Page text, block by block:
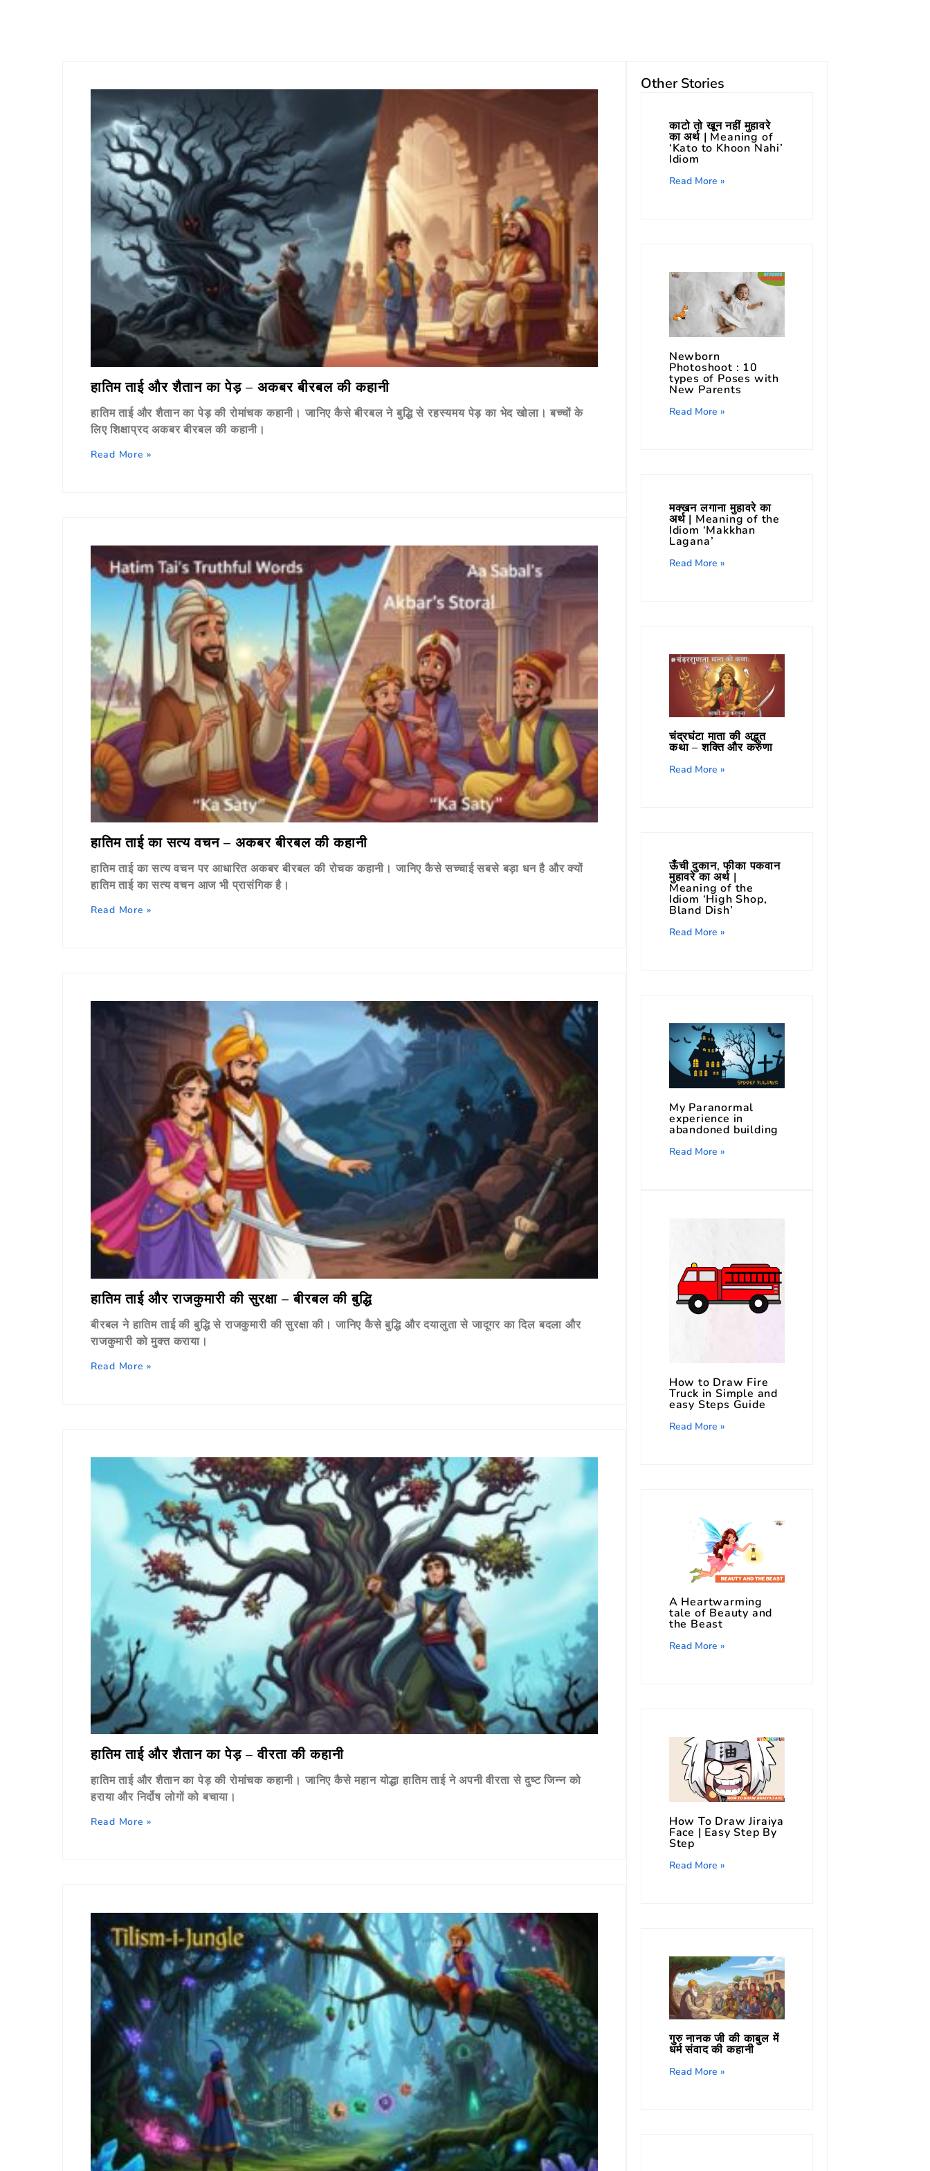
हातिम ताई और शैतान का पेड़ – अकबर बीरबल की कहानी
हातिम ताई और शैतान का पेड़ की रोमांचक कहानी। जानिए कैसे बीरबल ने बुद्धि से रहस्यमय पेड़ का भेद खोला। बच्चों के
लिए शिक्षाप्रद अकबर बीरबल की कहानी।
Read More »
हातिम ताई का सत्य वचन – अकबर बीरबल की कहानी
हातिम ताई का सत्य वचन पर आधारित अकबर बीरबल की रोचक कहानी। जानिए कैसे सच्चाई सबसे बड़ा धन है और क्यों
हातिम ताई का सत्य वचन आज भी प्रासंगिक है।
Read More »
हातिम ताई और राजकुमारी की सुरक्षा – बीरबल की बुद्धि
बीरबल ने हातिम ताई की बुद्धि से राजकुमारी की सुरक्षा की। जानिए कैसे बुद्धि और दयालुता से जादूगर का दिल बदला और
राजकुमारी को मुक्त कराया।
Read More »
हातिम ताई और शैतान का पेड़ – वीरता की कहानी
हातिम ताई और शैतान का पेड़ की रोमांचक कहानी। जानिए कैसे महान योद्धा हातिम ताई ने अपनी वीरता से दुष्ट जिन्न को
हराया और निर्दोष लोगों को बचाया।
Read More »
Other Stories
काटो तो खून नहीं मुहावरे
का अर्थ | Meaning of
‘Kato to Khoon Nahi’
Idiom
Read More »
Newborn
Photoshoot : 10
types of Poses with
New Parents
Read More »
मक्खन लगाना मुहावरे का
अर्थ | Meaning of the
Idiom ‘Makkhan
Lagana’
Read More »
चंद्रघंटा माता की अद्भुत
कथा – शक्ति और करुणा
Read More »
ऊँची दुकान, फीका पकवान
मुहावरे का अर्थ |
Meaning of the
Idiom ‘High Shop,
Bland Dish’
Read More »
My Paranormal
experience in
abandoned building
Read More »
How to Draw Fire
Truck in Simple and
easy Steps Guide
Read More »
A Heartwarming
tale of Beauty and
the Beast
Read More »
How To Draw Jiraiya
Face | Easy Step By
Step
Read More »
गुरु नानक जी की काबुल में
धर्म संवाद की कहानी
Read More »